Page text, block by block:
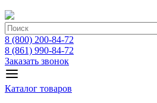
8 (800) 200-84-72
8 (861) 990-84-72
Заказать звонок
Каталог товаров